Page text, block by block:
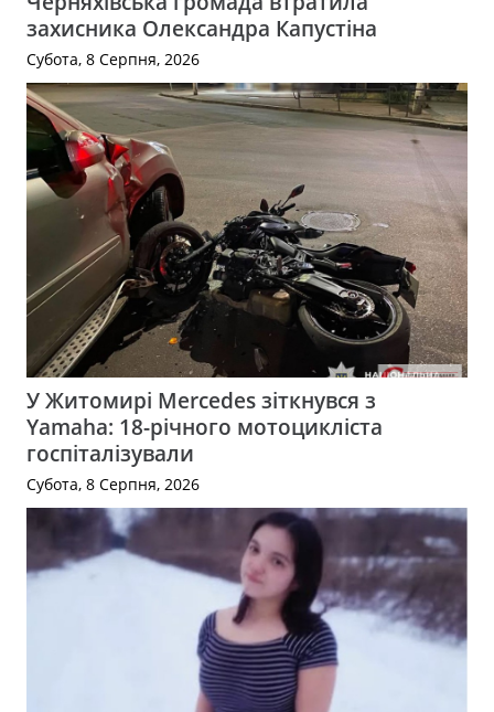
захисника Олександра Капустіна
Субота, 8 Серпня, 2026
У Житомирі Mercedes зіткнувся з
Yamaha: 18-річного мотоцикліста
госпіталізували
Субота, 8 Серпня, 2026